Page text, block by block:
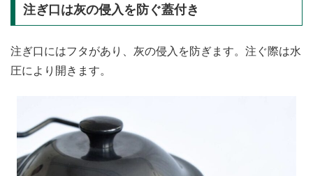
注ぎ口は灰の侵入を防ぐ蓋付き
注ぎ口にはフタがあり、灰の侵入を防ぎます。注ぐ際は水
圧により開きます。